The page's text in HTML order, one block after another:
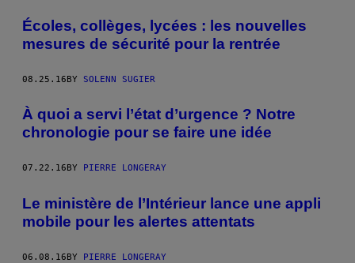
Écoles, collèges, lycées : les nouvelles
mesures de sécurité pour la rentrée
08.25.16BY SOLENN SUGIER
À quoi a servi l’état d’urgence ? Notre
chronologie pour se faire une idée
07.22.16 BY PIERRE LONGERAY
Le ministère de l’Intérieur lance une appli
mobile pour les alertes attentats
06.08.16BY PIERRE LONGERAY